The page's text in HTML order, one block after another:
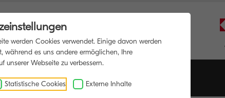
BLOG
werden Cookies verwendet. Einige davon werden
während es uns andere ermöglichen, Ihre
unserer Webseite zu verbessern.
Statistische Cookies Externe Inhalte